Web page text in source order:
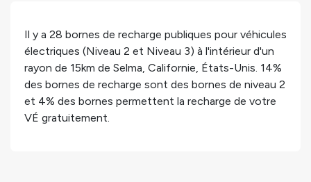
Il y a 28 bornes de recharge publiques pour véhicules
électriques (Niveau 2 et Niveau 3) à l'intérieur d'un
rayon de 15km de Selma, Californie, États-Unis. 14%
des bornes de recharge sont des bornes de niveau 2
et 4% des bornes permettent la recharge de votre
VÉ gratuitement.